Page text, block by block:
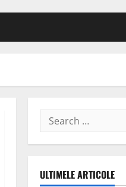
Search
for:
ULTIMELE ARTICOLE